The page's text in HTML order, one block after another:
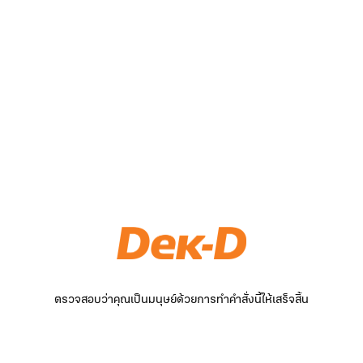
ตรวจสอบว่าคุณเป็นมนุษย์ด้วยการทำคำสั่งนี้ให้เสร็จสิ้น